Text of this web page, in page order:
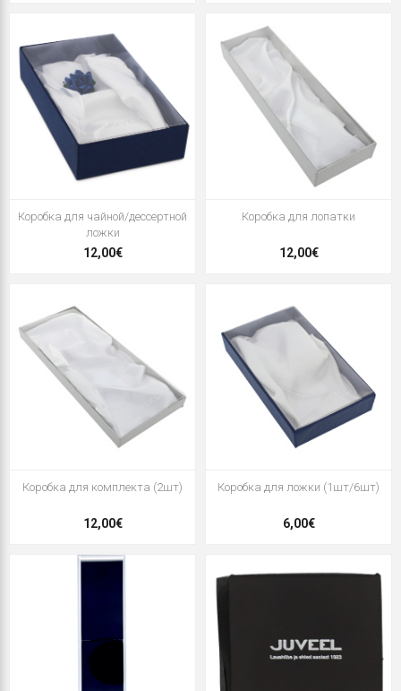
Коробка для чайной/дессертной
ложки
12,00€
Коробка для лопатки
12,00€
Коробка для комплекта (2шт)
12,00€
Коробка для ложки (1шт/6шт)
6,00€